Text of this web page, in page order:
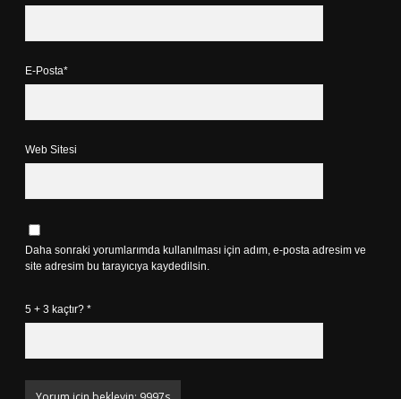
E-Posta*
Web Sitesi
Daha sonraki yorumlarımda kullanılması için adım, e-posta adresim ve
site adresim bu tarayıcıya kaydedilsin.
5 + 3 kaçtır? *